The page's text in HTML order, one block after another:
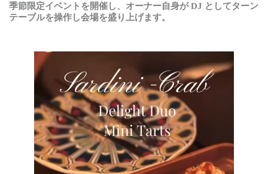
季節限定イベントを開催 し、 オーナー自身がDJ としてターン
テーブルを操作 し会場を盛り 上げます。